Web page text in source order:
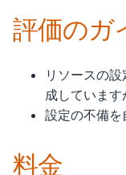
評価のガ
リソースの
成しています
設定の不備を
料金